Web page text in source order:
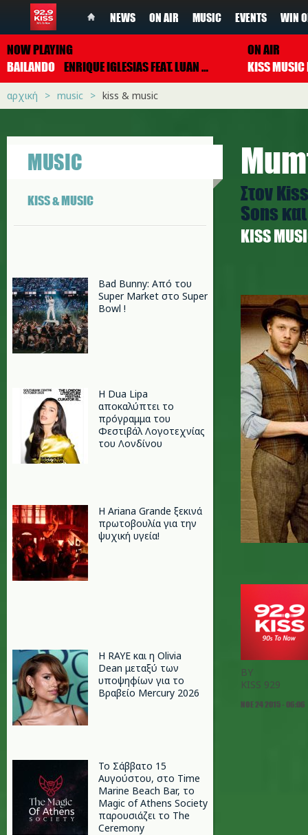
NEWS ON AIR MUSIC EVENTS WIN
NOW PLAYING
BAILANDO ENRIQUE IGLESIAS FEAT. LUAN SANTANA
ON AIR
αρχική music kiss & music
MUSIC
KISS & MUSIC
Bad Bunny: Από του
Super Market στο Super
Bowl !
Η Dua Lipa
αποκαλύπτει το
πρόγραμμα του
Φεστιβάλ Λογοτεχνίας
του Λονδίνου
Η Ariana Grande ξεκινά
πρωτοβουλία για την
ψυχική υγεία!
Η RAYE και η Olivia
Dean μεταξύ των
υποψηφίων για το
Βραβείο Mercury 2026
Το Σάββατο 15
Αυγούστου, στο Time
Marine Beach Bar, το
Magic of Athens Society
παρουσιάζει το The
Ceremony
Στον
Sons
ΚISS
BY
KISS 929
ΝΟΕ 24 2015 - 06:06